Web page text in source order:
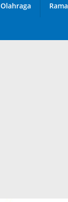
Olahraga